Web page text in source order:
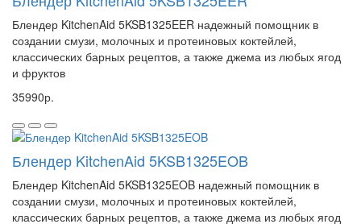
Блендер KitchenAid 5KSB1325EER надежный помощник в
создании смузи, молочных и протеиновых коктейлей,
классических барных рецептов, а также джема из любых ягод
и фруктов
35990р.
Блендер KitchenAid 5KSB1325EOB
Блендер KitchenAid 5KSB1325EOB надежный помощник в
создании смузи, молочных и протеиновых коктейлей,
классических барных рецептов, а также джема из любых ягод